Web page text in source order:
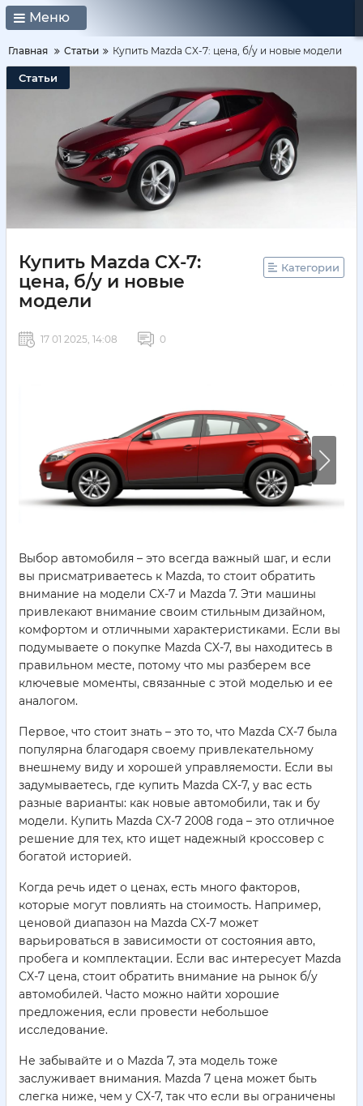
Меню
Главная Статьи Купить Mazda CX-7: цена, б/у и новые модели
Статьи
Купить Mazda CX-7:
цена, б/у и новые
модели
Категории
17 01 2025, 14:08 0
Выбор автомобиля – это всегда важный шаг, и если
вы присматриваетесь к Mazda, то стоит обратить
внимание на модели CX-7 и Mazda 7. Эти машины
привлекают внимание своим стильным дизайном,
комфортом и отличными характеристиками. Если вы
подумываете о покупке Mazda CX-7, вы находитесь в
правильном месте, потому что мы разберем все
ключевые моменты, связанные с этой моделью и ее
аналогом.
Первое, что стоит знать – это то, что Mazda CX-7 была
популярна благодаря своему привлекательному
внешнему виду и хорошей управляемости. Если вы
задумываетесь, где купить Mazda CX-7, у вас есть
разные варианты: как новые автомобили, так и бу
модели. Купить Mazda CX-7 2008 года – это отличное
решение для тех, кто ищет надежный кроссовер с
богатой историей.
Когда речь идет о ценах, есть много факторов,
которые могут повлиять на стоимость. Например,
ценовой диапазон на Mazda CX-7 может
варьироваться в зависимости от состояния авто,
пробега и комплектации. Если вас интересует Mazda
CX-7 цена, стоит обратить внимание на рынок б/у
автомобилей. Часто можно найти хорошие
предложения, если провести небольшое
исследование.
Не забывайте и о Mazda 7, эта модель тоже
заслуживает внимания. Mazda 7 цена может быть
слегка ниже, чем у CX-7, так что если вы ограничены